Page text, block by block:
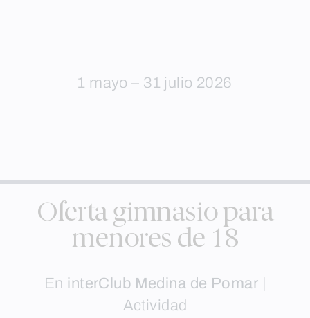
1 mayo – 31 julio 2026
Oferta gimnasio para
menores de 18
En interClub Medina de Pomar
Actividad